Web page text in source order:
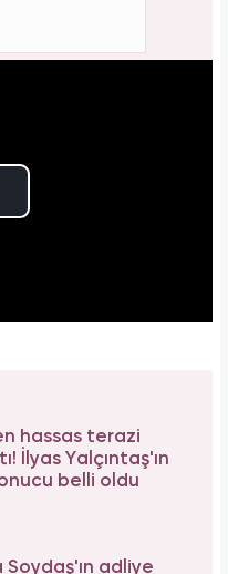
hassas terazi
İlyas Yalçıntaş'ın
belli oldu
Soydaş'ın adliye